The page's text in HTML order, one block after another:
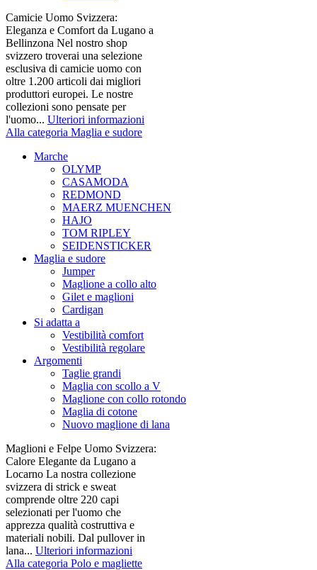
Camicie Uomo Svizzera:
Eleganza e Comfort da Lugano a
Bellinzona Nel nostro shop
svizzero troverai una selezione
esclusiva di camicie uomo con
oltre 1.200 articoli dai migliori
produttori europei. Le nostre
collezioni sono pensate per
l'uomo... Ulteriori informazioni
Alla categoria Maglia e sudore
Marche
OLYMP
CASAMODA
REDMOND
MAERZ MUENCHEN
HAJO
TOM RIPLEY
SEIDENSTICKER
Maglia e sudore
Jumper
Maglione a collo alto
Gilet e maglioni
Cardigan
Si adatta a
Vestibilità comfort
Vestibilità regolare
Argomenti
Taglie grandi
Maglia con scollo a V
Maglione con collo rotondo
Maglia di cotone
Nuovo maglione di lana
Maglioni e Felpe Uomo Svizzera:
Calore Elegante da Lugano a
Locarno La nostra collezione
svizzera di strick e sweat
comprende oltre 220 capi
selezionati per l'uomo che
apprezza qualità costruttiva e
materiali nobili. Dal pullover in
lana... Ulteriori informazioni
Alla categoria Polo e magliette